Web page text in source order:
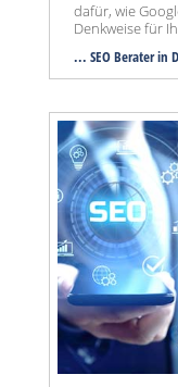
dafür, wie
Denkweise für
... SEO Berater in